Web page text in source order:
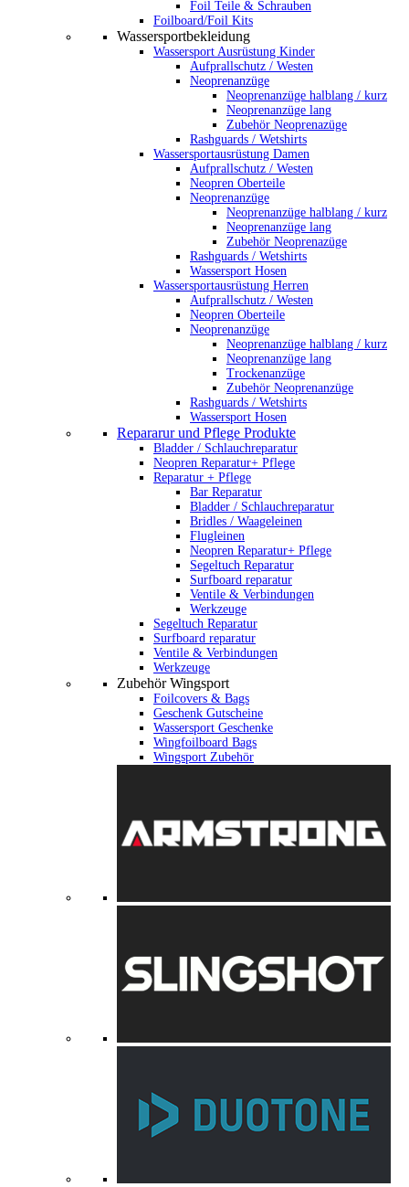
Foil Teile & Schrauben
Foilboard/Foil Kits
Wassersportbekleidung
Wassersport Ausrüstung Kinder
Aufprallschutz / Westen
Neoprenanzüge
Neoprenanzüge halblang / kurz
Neoprenanzüge lang
Zubehör Neoprenazüge
Rashguards / Wetshirts
Wassersportausrüstung Damen
Aufprallschutz / Westen
Neopren Oberteile
Neoprenanzüge
Neoprenanzüge halblang / kurz
Neoprenanzüge lang
Zubehör Neoprenazüge
Rashguards / Wetshirts
Wassersport Hosen
Wassersportausrüstung Herren
Aufprallschutz / Westen
Neopren Oberteile
Neoprenanzüge
Neoprenanzüge halblang / kurz
Neoprenanzüge lang
Trockenanzüge
Zubehör Neoprenanzüge
Rashguards / Wetshirts
Wassersport Hosen
Repararur und Pflege Produkte
Bladder / Schlauchreparatur
Neopren Reparatur+ Pflege
Reparatur + Pflege
Bar Reparatur
Bladder / Schlauchreparatur
Bridles / Waageleinen
Flugleinen
Neopren Reparatur+ Pflege
Segeltuch Reparatur
Surfboard reparatur
Ventile & Verbindungen
Werkzeuge
Segeltuch Reparatur
Surfboard reparatur
Ventile & Verbindungen
Werkzeuge
Zubehör Wingsport
Foilcovers & Bags
Geschenk Gutscheine
Wassersport Geschenke
Wingfoilboard Bags
Wingsport Zubehör